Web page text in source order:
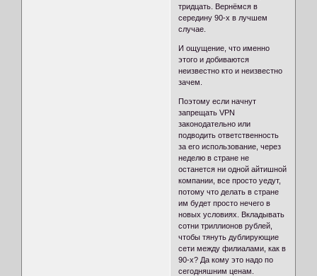
тридцать. Вернёмся в
середину 90-х в лучшем
случае.
И ощущение, что именно
этого и добиваются
неизвестно кто и неизвестно
зачем.
Поэтому если начнут
запрещать VPN
законодательно или
подводить ответственность
за его использование, через
неделю в стране не
останется ни одной айтишной
компании, все просто уедут,
потому что делать в стране
им будет просто нечего в
новых условиях. Вкладывать
сотни триллионов рублей,
чтобы тянуть дублирующие
сети между филиалами, как в
90-х? Да кому это надо по
сегодняшним ценам.